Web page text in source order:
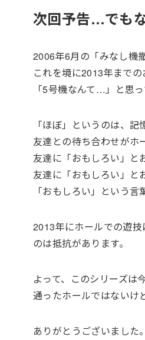
次回予告…でも
2006年6月の「みなし機
これを境に2013年まで
「5号機なんて…」と思
「ほぼ」というのは、
友達との待ち合わせがホ
友達に「おもしろい」と
友達に「おもしろい」と
「おもしろい」という
2013年にホールでの遊
のは抵抗があります。
よって、このシリーズは
通ったホールではないけ
ありがとうございました。